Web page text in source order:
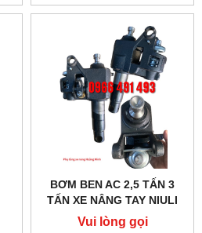
BƠM BEN AC 2,5 TẤN 3
TẤN XE NÂNG TAY NIULI
Vui lòng gọi